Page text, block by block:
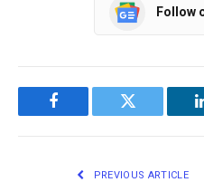
Follow
Facebook Twitter
PREVIOUS ARTICLE